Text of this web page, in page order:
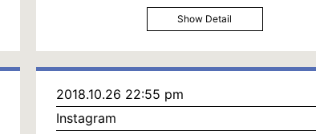
#Travel #Trip #View#クラシック #ジャズ #ロック
Show Detail
2018.10.26 22:55 pm
Instagram